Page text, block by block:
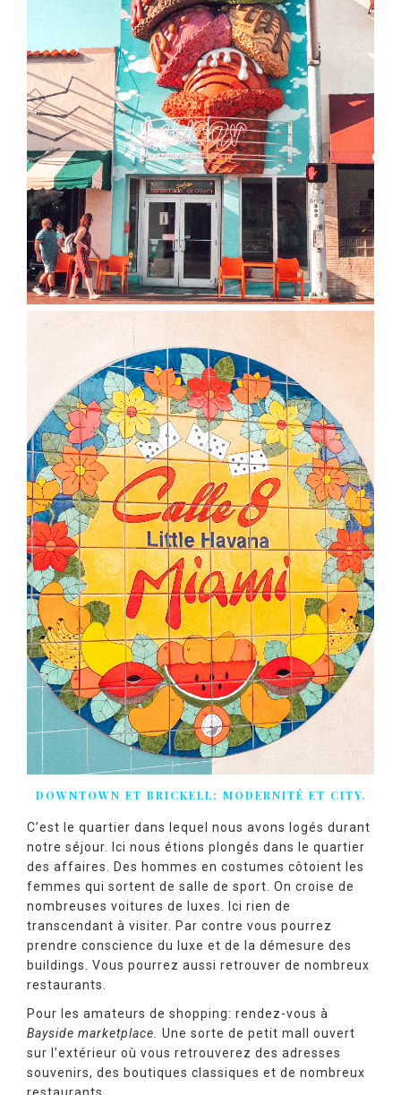
DOWNTOWN ET BRICKELL: MODERNITÉ ET CITY.
C’est le quartier dans lequel nous avons logés durant
notre séjour. Ici nous étions plongés dans le quartier
des affaires. Des hommes en costumes côtoient les
femmes qui sortent de salle de sport. On croise de
nombreuses voitures de luxes. Ici rien de
transcendant à visiter. Par contre vous pourrez
prendre conscience du luxe et de la démesure des
buildings. Vous pourrez aussi retrouver de nombreux
restaurants.
Pour les amateurs de shopping: rendez-vous à
Bayside marketplace.
Une sorte de petit mall ouvert
sur l’extérieur où vous retrouverez des adresses
souvenirs, des boutiques classiques et de nombreux
restaurants.